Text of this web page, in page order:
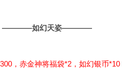
————如幻天姿————
，赤金神将福袋*2，如幻银币*10